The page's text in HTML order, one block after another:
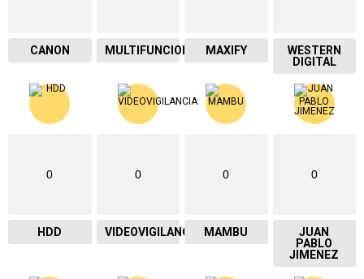
CANON MULTIFUNCIONAL MAXIFY
WESTERN
DIGITAL
0
HDD
0
VIDEOVIGILANCIA
0
MAMBU
0
JUAN
PABLO
JIMENEZ